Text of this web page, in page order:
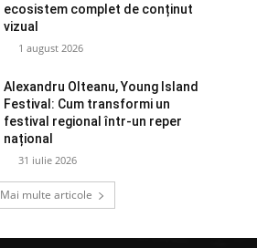
ecosistem complet de conținut
vizual
1 august 2026
Alexandru Olteanu, Young Island
Festival: Cum transformi un
festival regional într-un reper
național
31 iulie 2026
Mai multe articole